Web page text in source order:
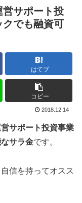
サポート投
でも融資可
はてブ
コピー
2018.12.14
サポート投資事業
サラ金です。
信を持ってオスス